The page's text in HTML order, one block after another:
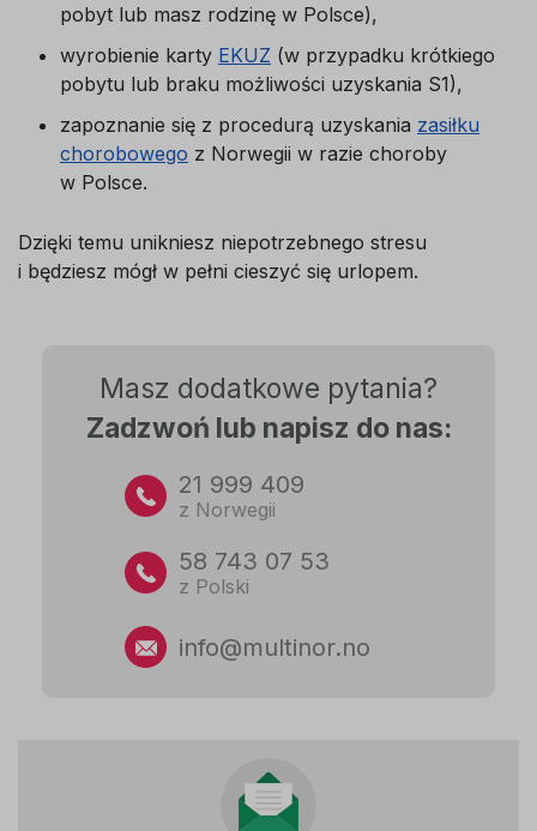
pobyt lub masz rodzinę w Polsce),
wyrobienie karty EKUZ (w przypadku krótkiego
pobytu lub braku możliwości uzyskania S1),
zapoznanie się z procedurą uzyskania zasiłku
chorobowego z Norwegii w razie choroby
w Polsce.
Dzięki temu unikniesz niepotrzebnego stresu
i będziesz mógł w pełni cieszyć się urlopem.
Masz dodatkowe pytania?
Zadzwoń lub napisz do nas:
21 999 409
z Norwegii
58 743 07 53
z Polski
info@multinor.no